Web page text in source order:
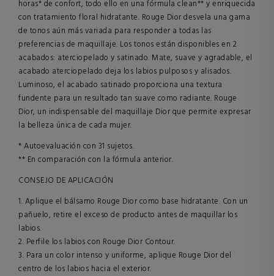
horas* de confort, todo ello en una fórmula clean** y enriquecida
con tratamiento floral hidratante. Rouge Dior desvela una gama
de tonos aún más variada para responder a todas las
preferencias de maquillaje. Los tonos están disponibles en 2
acabados: aterciopelado y satinado. Mate, suave y agradable, el
acabado aterciopelado deja los labios pulposos y alisados.
Luminoso, el acabado satinado proporciona una textura
fundente para un resultado tan suave como radiante. Rouge
Dior, un indispensable del maquillaje Dior que permite expresar
la belleza única de cada mujer.
* Autoevaluación con 31 sujetos.
** En comparación con la fórmula anterior.
CONSEJO DE APLICACIÓN
1. Aplique el bálsamo Rouge Dior como base hidratante. Con un
pañuelo, retire el exceso de producto antes de maquillar los
labios.
2. Perfile los labios con Rouge Dior Contour.
3. Para un color intenso y uniforme, aplique Rouge Dior del
centro de los labios hacia el exterior.